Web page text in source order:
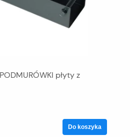
płyty z
Do koszyka